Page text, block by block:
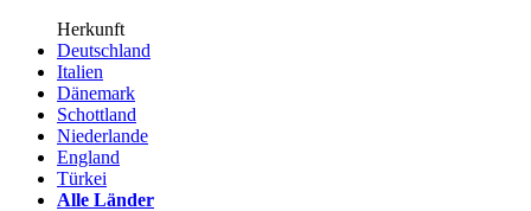
Herkunft
Deutschland
Italien
Dänemark
Schottland
Niederlande
England
Türkei
Alle Länder